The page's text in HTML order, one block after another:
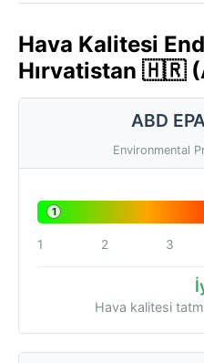
Hava Kalitesi
Hırvatistan 🇭🇷
ABD
Environmental
1
1 2 3
Hava kalitesi